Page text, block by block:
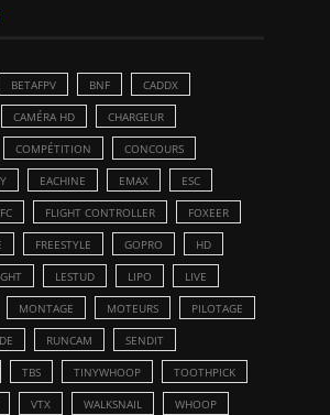
BETAFPV BNF CADDX
CAMÉRA HD CHARGEUR
COMPÉTITION CONCOURS
EACHINE EMAX ESC
FC FLIGHT CONTROLLER FOXEER
FREESTYLE GOPRO HD
LESTUD LIPO LIVE
MONTAGE MOTEURS PILOTAGE
RUNCAM SENDIT
TBS TINYWHOOP TOOTHPICK
VTX WALKSNAIL WHOOP